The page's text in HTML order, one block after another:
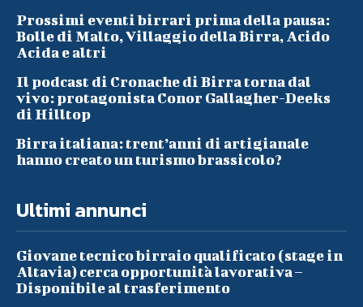
Prossimi eventi birrari prima della pausa:
Bolle di Malto, Villaggio della Birra, Acido
Acida e altri
Il podcast di Cronache di Birra torna dal
vivo: protagonista Conor Gallagher-Deeks
di Hilltop
Birra italiana: trent’anni di artigianale
hanno creato un turismo brassicolo?
Ultimi annunci
Giovane tecnico birraio qualificato (stage in
Altavia) cerca opportunità lavorativa –
Disponibile al trasferimento